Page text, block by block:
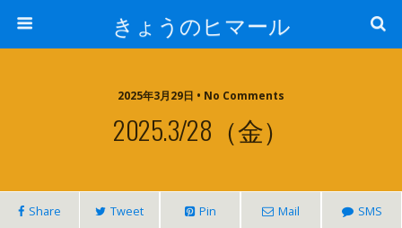
きょうのヒマール
2025年3月29日 • No Comments
2025.3/28（金）
Share Tweet Pin Mail SMS